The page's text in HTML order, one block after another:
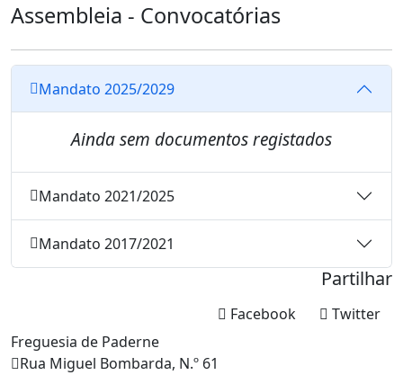
Assembleia - Convocatórias
Mandato 2025/2029
Ainda sem documentos registados
Mandato 2021/2025
Mandato 2017/2021
Partilhar
Twitter
Facebook
Freguesia de Paderne
Rua Miguel Bombarda, N.º 61